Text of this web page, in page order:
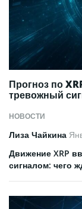
НОВОСТИ
Прогноз по
тревожный
Лиза Чайкина
Движение XRP
сигналом: чего